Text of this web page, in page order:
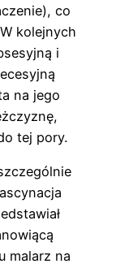
co
kolejnych
i
na jego
tej pory.
malarz na